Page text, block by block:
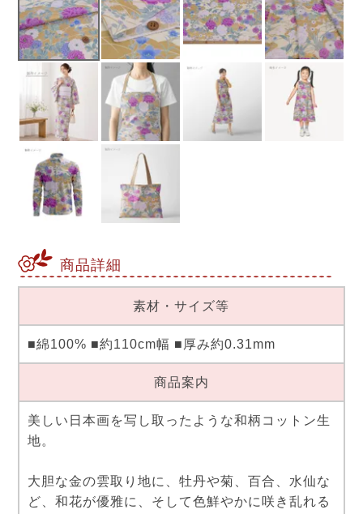
商品詳細
素材・サイズ等
■綿100% ■約110cm幅 ■厚み約0.31mm
商品案内
美しい日本画を写し取ったような和柄コットン生
地。
大胆な金の雲取り地に、牡丹や菊、百合、水仙な
ど、和花が優雅に、そして色鮮やかに咲き乱れる